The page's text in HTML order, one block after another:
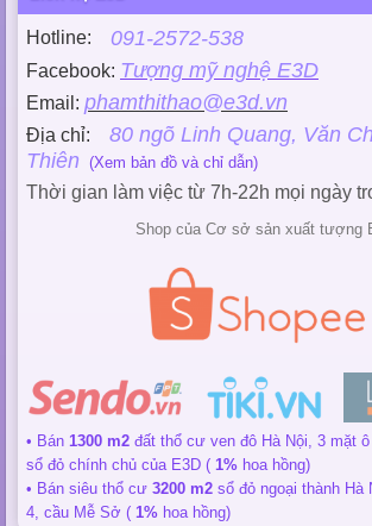
Hotline: 091-2572-538
Facebook: Tượng mỹ nghệ E3D
Email: phamthithao@e3d.vn
Địa chỉ: 80 ngõ Linh Quang, Văn
Thiên (Xem bản đồ và chỉ dẫn)
Thời gian làm việc từ 7h-22h mọi ngày
Shop của Cơ sở sản xuất tượng
• Bán 1300 m2 đất thổ cư ven đô Hà Nội, 3 mặt ô
sổ đỏ chính chủ của E3D ( 1% hoa hồng)
• Bán siêu thổ cư 3200 m2 sổ đỏ ngoại thành Hà
4, cầu Mễ Sở ( 1% hoa hồng)